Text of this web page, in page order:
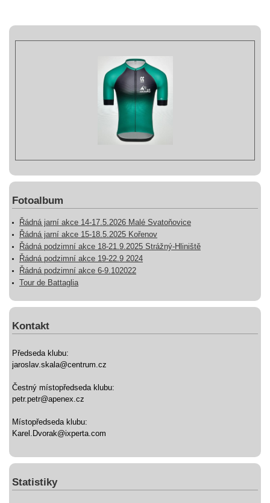
Fotoalbum
Řádná jarní akce 14-17.5.2026 Malé Svatoňovice
Řádná jarní akce 15-18.5.2025 Kořenov
Řádná podzimní akce 18-21.9.2025 Strážný-Hliniště
Řádná podzimní akce 19-22.9 2024
Řádná podzimní akce 6-9.102022
Tour de Battaglia
Kontakt
Předseda klubu:
jaroslav.skala@centrum.cz
Čestný místopředseda klubu:
petr.petr@apenex.cz
Místopředseda klubu:
Karel.Dvorak@ixperta.com
Statistiky